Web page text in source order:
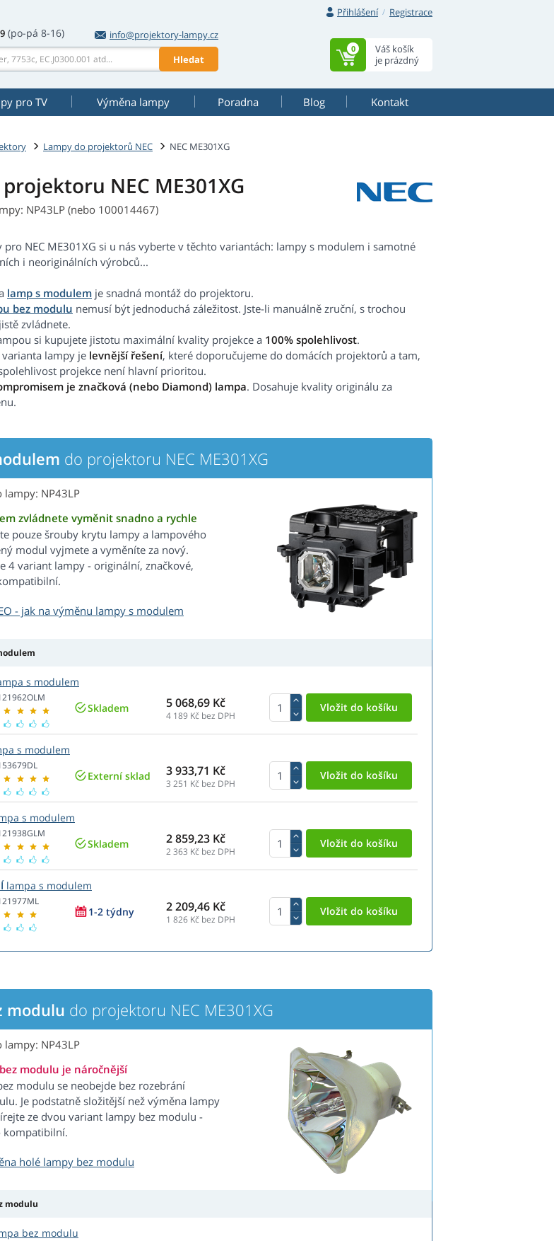
Přihlášení
Registrace
(po-pá 8-16)
info@projektory-lampy.cz
Hledat
Váš košík
je prázdný
0
pro TV Výměna lampy Poradna Blog Kontakt
Lampy do projektorů NEC NEC ME301XG
NEC ME301XG
NP43LP (nebo 100014467)
NEC ME301XG si u nás vyberte v těchto variantách: lampy s modulem i samotné
i neoriginálních výrobců...
lamp s modulem je snadná montáž do projektoru.
bez modulu nemusí být jednoduchá záležitost. Jste-li manuálně zruční, s trochou
zvládnete.
si kupujete jistotu maximální kvality projekce a 100% spolehlivost.
varianta lampy je levnější řešení, které doporučujeme do domácích projektorů a tam,
projekce není hlavní prioritou.
je značková (nebo Diamond) lampa. Dosahuje kvality originálu za
do projektoru NEC ME301XG
lampy: NP43LP
zvládnete vyměnit snadno a rychle
pouze šrouby krytu lampy a lampového
modul vyjmete a vyměníte za nový.
4 variant lampy - originální, značkové,
- jak na výměnu lampy s modulem
s modulem
Skladem 5 068,69 Kč
4 189 Kč bez DPH
s modulem
Externí sklad 3 933,71 Kč
3 251 Kč bez DPH
s modulem
Skladem 2 859,23 Kč
2 363 Kč bez DPH
lampa s modulem
1-2 týdny 2 209,46 Kč
1 826 Kč bez DPH
modulu do projektoru NEC ME301XG
lampy: NP43LP
modulu je náročnější
modulu se neobejde bez rozebrání
Je podstatně složitější než výměna lampy
ze dvou variant lampy bez modulu -
kompatibilní.
holé lampy bez modulu
modulu
bez modulu